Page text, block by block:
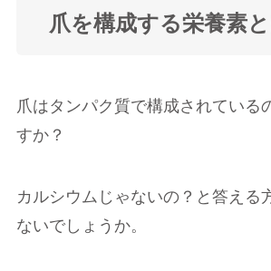
爪を構成する栄養素
爪はタンパク質で構成されている
すか？
カルシウムじゃないの？と答える
ないでしょうか。